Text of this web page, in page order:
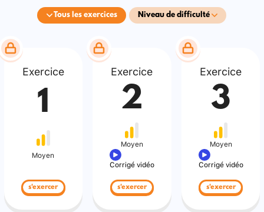
Tous les exercices Niveau de difficulté
Exercice
1
Moyen
s'exercer
Exercice
2
Moyen
Corrigé vidéo
s'exercer
Exercice
3
Moyen
Corrigé vidéo
s'exercer